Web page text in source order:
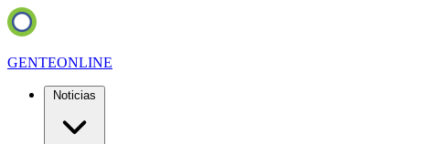
GENTEONLINE
Noticias